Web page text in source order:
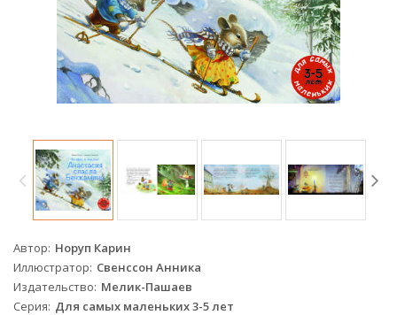
Автор Норуп Карин
Иллюстратор Свенссон Анника
Издательство Мелик-Пашаев
Серия Для самых маленьких 3-5 лет